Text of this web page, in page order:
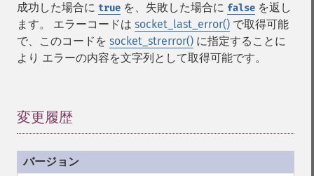
成功した場合に true を、失敗した場合に false を返し
ます。 エラーコードは socket_last_error() で取得可能
で、このコードを socket_strerror() に指定することに
より エラーの内容を文字列として取得可能です。
変更履歴